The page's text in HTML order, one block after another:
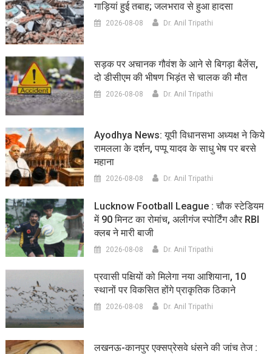
गाड़ियां हुई तबाह; जलभराव से हुआ हादसा
2026-08-08 Dr. Anil Tripathi
सड़क पर अचानक गौवंश के आने से बिगड़ा बैलेंस,
दो डीसीएम की भीषण भिड़ंत से चालक की मौत
2026-08-08 Dr. Anil Tripathi
Ayodhya News: यूपी विधानसभा अध्यक्ष ने किये
रामलला के दर्शन, पप्पू यादव के साधु भेष पर बरसे
महाना
2026-08-08 Dr. Anil Tripathi
Lucknow Football League : चौक स्टेडियम
में 90 मिनट का रोमांच, अलीगंज स्पोर्टिंग और RBI
क्लब ने मारी बाजी
2026-08-08 Dr. Anil Tripathi
प्रवासी पक्षियों को मिलेगा नया आशियाना, 10
स्थानों पर विकसित होंगे प्राकृतिक ठिकाने
2026-08-08 Dr. Anil Tripathi
लखनऊ-कानपुर एक्सप्रेसवे धंसने की जांच तेज :